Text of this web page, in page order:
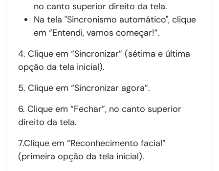
no canto superior direito da tela.
Na tela "Sincronismo automático", clique
em “Entendi, vamos começar!”.
4. Clique em “Sincronizar” (sétima e última
opção da tela inicial).
5. Clique em “Sincronizar agora”.
6. Clique em “Fechar”, no canto superior
direito da tela.
7.Clique em “Reconhecimento facial”
(primeira opção da tela inicial).